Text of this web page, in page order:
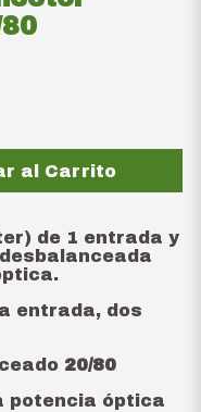
al Carrito
de 1 entrada y
entrada, dos
20/80
potencia óptica